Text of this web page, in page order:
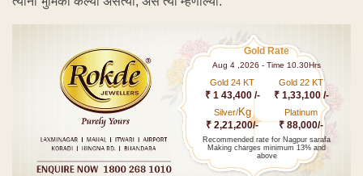
Gold Rate
Aug 4 ,2026 - Time 10.30Hrs
Gold 24 KT
₹ 1 43,400 /-
Gold 22 KT
₹ 1,33,100 /-
Silver/Kg
₹ 2,21,200/-
Platinum
₹ 88,000/-
Recommended rate for Nagpur sarafa
Making charges minimum 13% and
above